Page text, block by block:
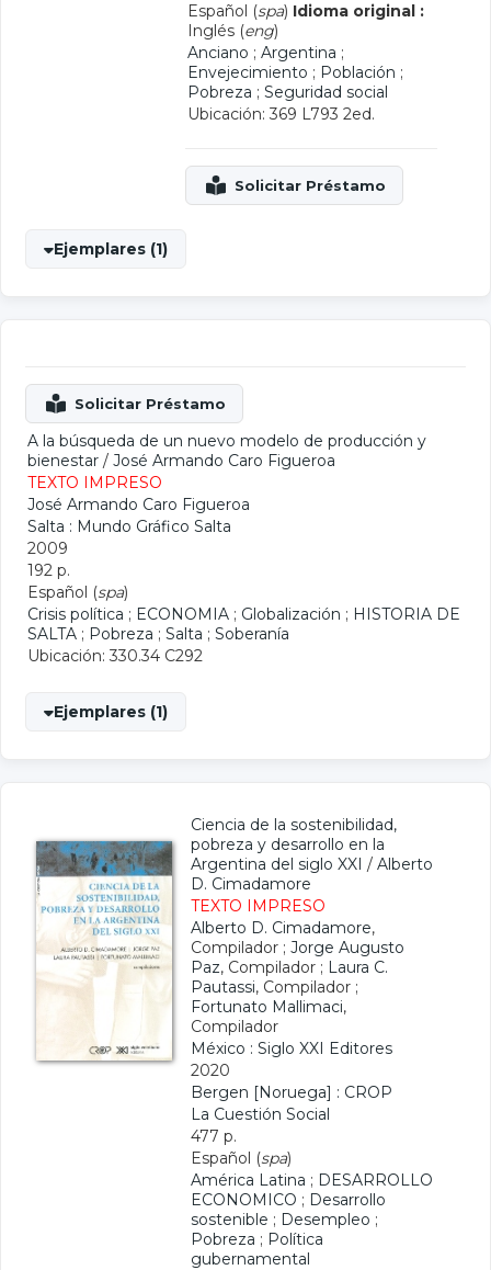
Español (spa) Idioma original :
Inglés (eng)
Anciano ; Argentina ;
Envejecimiento ; Población ;
Pobreza ; Seguridad social
Ubicación: 369 L793 2ed.
Ejemplares (1)
A la búsqueda de un nuevo modelo de producción y
bienestar / José Armando Caro Figueroa
TEXTO IMPRESO
José Armando Caro Figueroa
Salta : Mundo Gráfico Salta
2009
192 p.
Español (spa)
Crisis política ; ECONOMIA ; Globalización ; HISTORIA DE
SALTA ; Pobreza ; Salta ; Soberanía
Ubicación: 330.34 C292
Ejemplares (1)
Ciencia de la sostenibilidad,
pobreza y desarrollo en la
Argentina del siglo XXI / Alberto
D. Cimadamore
TEXTO IMPRESO
Alberto D. Cimadamore,
Compilador ; Jorge Augusto
Paz, Compilador ; Laura C.
Pautassi, Compilador ;
Fortunato Mallimaci,
Compilador
México : Siglo XXI Editores
2020
Bergen [Noruega] : CROP
La Cuestión Social
477 p.
Español (spa)
América Latina ; DESARROLLO
ECONOMICO ; Desarrollo
sostenible ; Desempleo ;
Pobreza ; Política
gubernamental